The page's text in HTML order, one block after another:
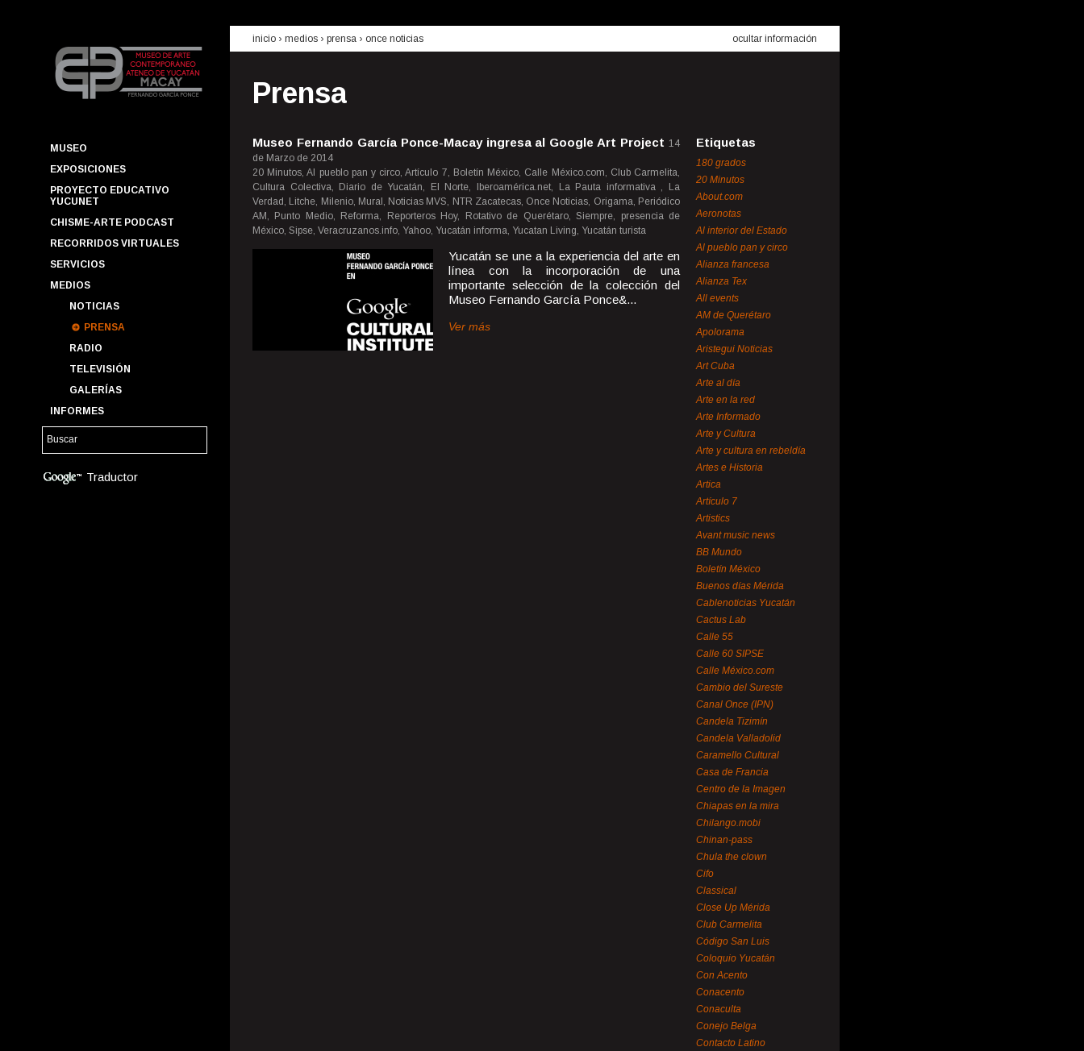
MUSEO
EXPOSICIONES
PROYECTO EDUCATIVO
YUCUNET
CHISME-ARTE PODCAST
RECORRIDOS VIRTUALES
SERVICIOS
MEDIOS
NOTICIAS
PRENSA
RADIO
TELEVISIÓN
GALERÍAS
INFORMES
Traductor
inicio › medios › prensa › once noticias ocultar información
Prensa
Museo Fernando García Ponce-Macay ingresa al Google Art Project 14
de Marzo de 2014
20 Minutos, Al pueblo pan y circo, Artículo 7, Boletín México, Calle México.com, Club Carmelita,
Cultura Colectiva, Diario de Yucatán, El Norte, Iberoamérica.net, La Pauta informativa , La
Verdad, Litche, Milenio, Mural, Noticias MVS, NTR Zacatecas, Once Noticias, Origama, Periódico
AM, Punto Medio, Reforma, Reporteros Hoy, Rotativo de Querétaro, Siempre, presencia de
México, Sipse, Veracruzanos.info, Yahoo, Yucatán informa, Yucatan Living, Yucatán turista
Yucatán se une a la experiencia del arte en
línea con la incorporación de una
importante selección de la colección del
Museo Fernando García Ponce&...
Ver más
Etiquetas
180 grados
20 Minutos
About.com
Aeronotas
Al interior del Estado
Al pueblo pan y circo
Alianza francesa
Alianza Tex
All events
AM de Querétaro
Apolorama
Aristegui Noticias
Art Cuba
Arte al día
Arte en la red
Arte Informado
Arte y Cultura
Arte y cultura en rebeldía
Artes e Historia
Artica
Artículo 7
Artistics
Avant music news
BB Mundo
Boletín México
Buenos días Mérida
Cablenoticias Yucatán
Cactus Lab
Calle 55
Calle 60 SIPSE
Calle México.com
Cambio del Sureste
Canal Once (IPN)
Candela Tizimín
Candela Valladolid
Caramello Cultural
Casa de Francia
Centro de la Imagen
Chiapas en la mira
Chilango.mobi
Chinan-pass
Chula the clown
Cifo
Classical
Close Up Mérida
Club Carmelita
Código San Luis
Coloquio Yucatán
Con Acento
Conacento
Conaculta
Conejo Belga
Contacto Latino